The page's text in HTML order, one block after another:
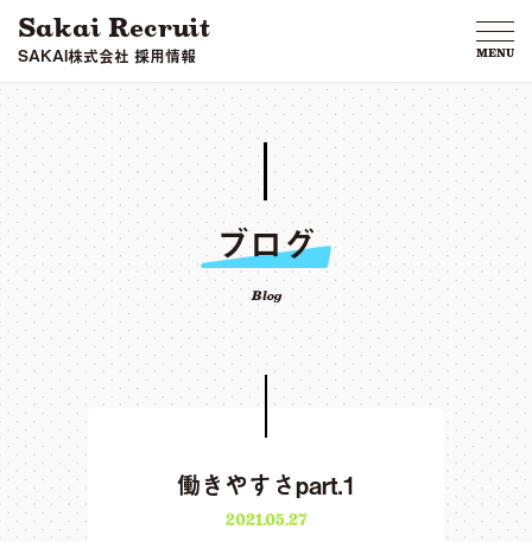
Sakai Recruit
SAKAI株式会社 採用情報 MENU
ブログ
Blog
働きやすさpart.1
2021.05.27